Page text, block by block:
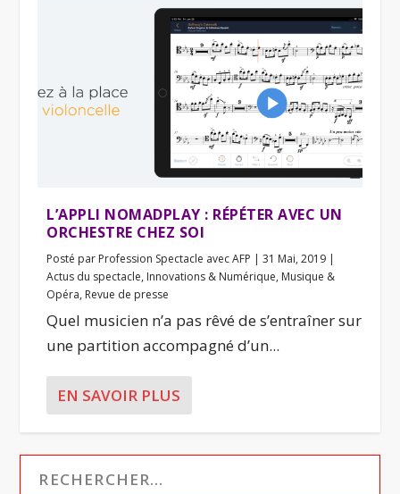
L’APPLI NOMADPLAY : RÉPÉTER AVEC UN
ORCHESTRE CHEZ SOI
Posté par Profession Spectacle avec AFP |31 Mai, 2019 |
Actus du spectacle, Innovations & Numérique, Musique &
Opéra, Revue de presse
Quel musicien n’a pas rêvé de s’entraîner sur
une partition accompagné d’un...
EN SAVOIR PLUS